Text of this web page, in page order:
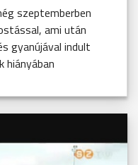
szeptemberben
ami után
gyanújával indult
hiányában